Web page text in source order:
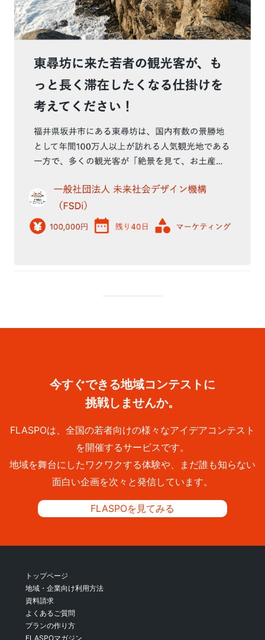
今すぐできる地域コンテストに
挑戦しませんか。
FLASPOは、全国の若者向けの様々なアイデアコンテスト
を開催するサービスです。
地域を舞台にしたワクワクする体験や、まだ誰も知らない
面白い企画を次々と発信しています。
FLASPOを見てみる
トップページ
地域・企業向け利用方法
資料請求
よくあるご質問
プランの作り方
FLASPOマガジン